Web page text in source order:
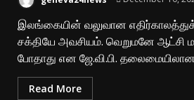
இலங்கையின் வலுவான
சக்தியே அவசியம். வெறுமனே ஆட்சி
போதாது என ஜே.வி.பி.
Read More